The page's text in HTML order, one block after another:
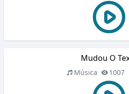
Mudou O
Música 1007